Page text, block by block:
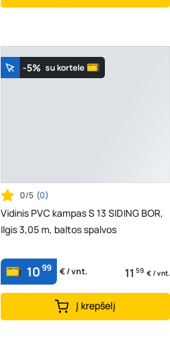
-5% su kortele
0/5 (0)
Vidinis PVC kampas S 13 SIDING BOR,
Ilgis 3,05 m, baltos spalvos
1099 € / vnt. 11 59 € / vnt.
Į krepšelį